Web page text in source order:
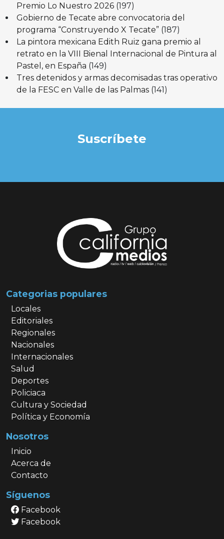
Premio Lo Nuestro 2026 (197)
Gobierno de Tecate abre convocatoria del
programa “Construyendo X Tecate” (187)
La pintora mexicana Edith Ruiz gana premio al
retrato en la VIII Bienal Internacional de Pintura al
Pastel, en España (149)
Tres detenidos y armas decomisadas tras operativo
de la FESC en Valle de las Palmas (141)
Suscríbete
Categorias populares
Locales
Editoriales
Regionales
Nacionales
Internacionales
Salud
Deportes
Policiaca
Cultura y Sociedad
Política y Economía
Nosotros
Inicio
Acerca de
Contacto
Síguenos
Facebook
Facebook